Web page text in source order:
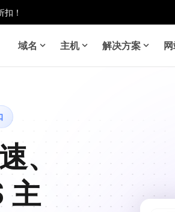
！
域名 主机 解决方案
、
主